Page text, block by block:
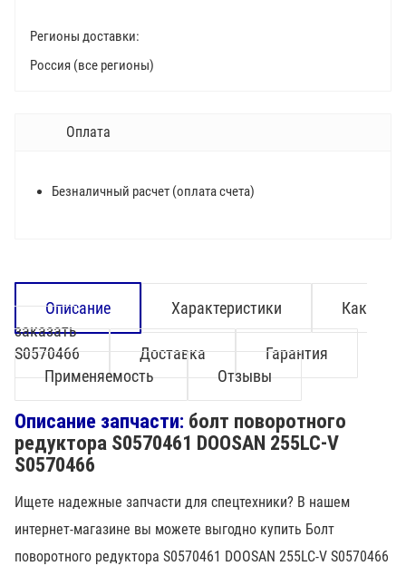
Регионы доставки:
Россия (все регионы)
Оплата
Безналичный расчет (оплата счета)
Описание Характеристики
Как
заказать
S0570466
Доставка
Гарантия
Применяемость
Отзывы
Описание запчасти: болт поворотного
редуктора S0570461 DOOSAN 255LC-V
S0570466
Ищете надежные запчасти для спецтехники? В нашем
интернет-магазине вы можете выгодно купить Болт
поворотного редуктора S0570461 DOOSAN 255LC-V S0570466